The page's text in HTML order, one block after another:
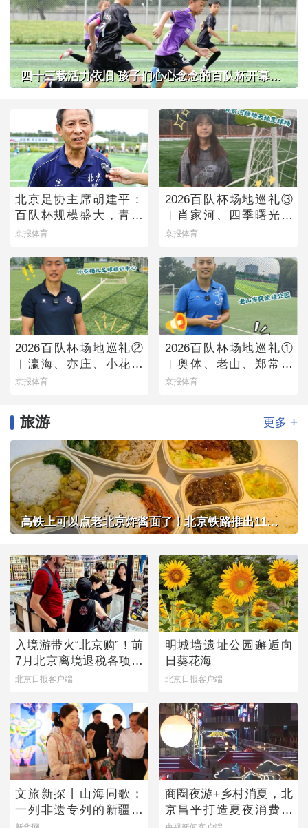
四十三载活力依旧 孩子们心心念念的百队杯开幕了！
北京足协主席胡建平：
百队杯规模盛大，青少
年足球火热有活力
京报体育
2026百队杯场地巡礼③
︱肖家河、四季曙光赛
区
京报体育
2026百队杯场地巡礼②
︱瀛海、亦庄、小花猫
赛区将承办多组别百队
京报体育
2026百队杯场地巡礼①
︱奥体、老山、郑常庄
赛区静候百队杯开幕
京报体育
旅游 更多 +
高铁上可以点老北京炸酱面了！北京铁路推出11款新品高铁餐
入境游带火“北京购”！前
7月北京离境退税各项数
据均创新高
北京日报客户端
明城墙遗址公园邂逅向
日葵花海
北京日报客户端
文旅新探丨山海同歌：
一列非遗专列的新疆旅
程
商圈夜游+乡村消夏，北
京昌平打造夏夜消费新
图景